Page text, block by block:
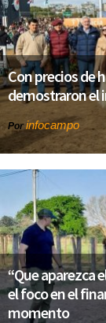
Con precios de
demostraron el
Porinfocampo
“Que aparezca
el foco en el
momento